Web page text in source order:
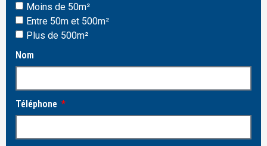
Moins de 50m²
Entre 50m et 500m²
Plus de 500m²
Nom
Téléphone